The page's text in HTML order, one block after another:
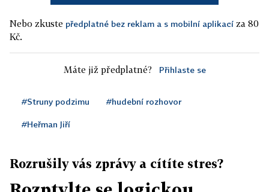
Nebo zkuste předplatné bez reklam a s mobilní aplikací za 80
Kč.
Máte již předplatné? Přihlaste se
#Struny podzimu #hudební rozhovor
#Heřman Jiří
Rozrušily vás zprávy a cítíte stres?